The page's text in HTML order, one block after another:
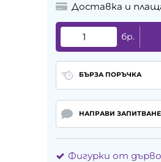
Доставка и
бр.
БЪРЗА ПОРЪЧКА
НАПРАВИ ЗАПИТВАНЕ
Фигурки от дърво